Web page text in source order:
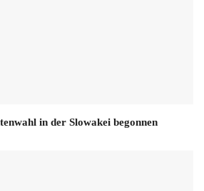
in der Slowakei begonnen